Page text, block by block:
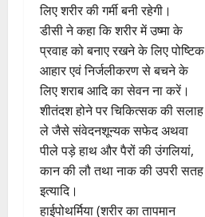
लिए शरीर की गर्मी बनी रहेगी।
डीसी ने कहा कि शरीर में उष्मा के
प्रवाह को बनाए रखने के लिए पोष्टिक
आहार एवं निर्जलीकरण से बचने के
लिए शराब आदि का सेवन ना करें।
शीतंदश होने पर चिकित्सक की सलाह
ले जैसे संवेदनशून्यक सफेद अथवा
पीले पड़े हाथ और पैरों की उंगलियां,
कान की लौ तथा नाक की उपरी सतह
इत्यादि।
हाईपोथर्मिया (शरीर का तापमान